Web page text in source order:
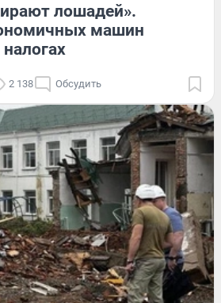
лошадей».
машин
2 138 Обсудить